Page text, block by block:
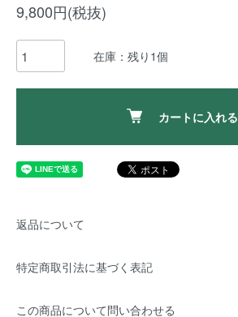
9,800円(税抜)
在庫：残り1個
カートに入れる
返品について
特定商取引法に基づく表記
この商品について問い合わせる